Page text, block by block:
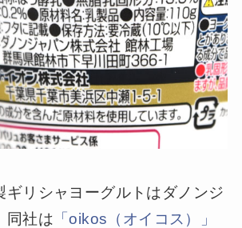
ギリシャヨーグルトはダノンジ
同社は 「oikos（オイコス）」